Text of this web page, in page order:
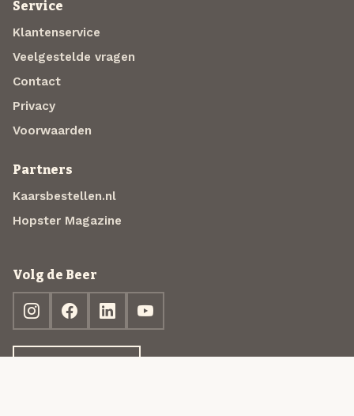
Service
Klantenservice
Veelgestelde vragen
Contact
Privacy
Voorwaarden
Partners
Kaarsbestellen.nl
Hopster Magazine
Volg de Beer